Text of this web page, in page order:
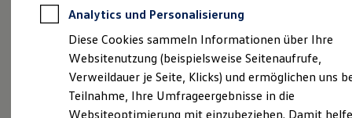
Autokredit mit Schlussrate
Versicherungen und Garantien
Kfz-Versicherung
Restschuldversicherungen
Garantien
Wartungsverträge
Geschäftskunden
Professional Class bei Volkswagen
Analytics und Personalisierung
Diese Cookies sammeln Informationen über Ihre
Websitenutzung (beispielsweise Seitenaufrufe,
Verweildauer je Seite, Klicks) und ermöglichen uns
Teilnahme, Ihre Umfrageergebnisse in die
Websiteoptimierung mit einzubeziehen. Damit